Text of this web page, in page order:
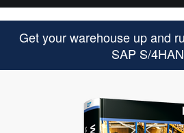
Get your warehouse up and
SAP S/